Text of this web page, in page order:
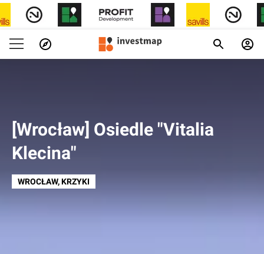
[Wrocław] Osiedle "Vitalia
Klecina"
WROCŁAW, KRZYKI